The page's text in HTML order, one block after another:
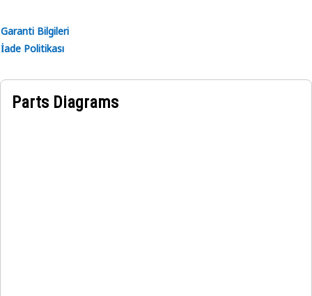
Garanti Bilgileri
İade Politikası
Parts Diagrams